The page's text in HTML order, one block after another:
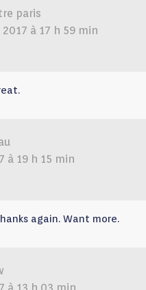
paris
à 17 h 59 min
à 19 h 15 min
again. Want more.
à 13 h 03 min